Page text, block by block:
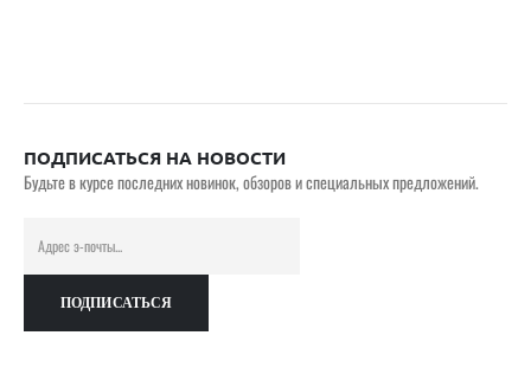
ПОДПИСАТЬСЯ НА НОВОСТИ
Будьте в курсе последних новинок, обзоров и специальных предложений.